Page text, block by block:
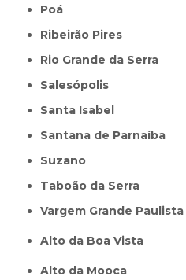
Poá
Ribeirão Pires
Rio Grande da Serra
Salesópolis
Santa Isabel
Santana de Parnaíba
Suzano
Taboão da Serra
Vargem Grande Paulista
Alto da Boa Vista
Alto da Mooca